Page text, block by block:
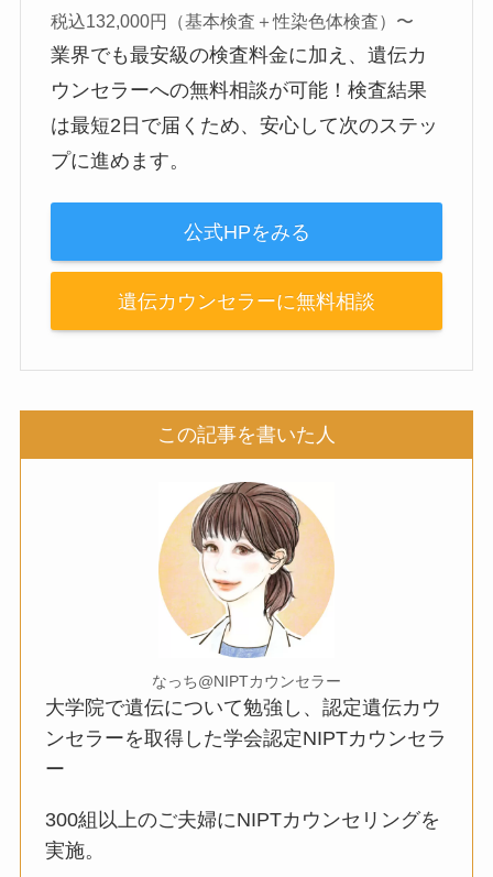
税込132,000円（基本検査＋性染色体検査）〜
業界でも最安級の検査料金に加え、遺伝カ
ウンセラーへの無料相談が可能！検査結果
は最短2日で届くため、安心して次のステッ
プに進めます。
公式HPをみる
遺伝カウンセラーに無料相談
この記事を書いた人
なっち@NIPTカウンセラー
大学院で遺伝について勉強し、認定遺伝カウ
ンセラーを取得した学会認定NIPTカウンセラ
ー
300組以上のご夫婦にNIPTカウンセリングを
実施。